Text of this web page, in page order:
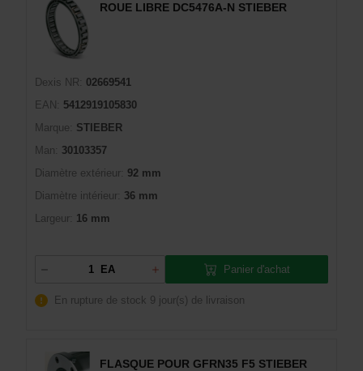
ROUE LIBRE DC5476A-N STIEBER
Dexis NR:
02669541
EAN:
5412919105830
Marque:
STIEBER
Man:
30103357
Diamètre extérieur: 92 mm
Diamètre intérieur: 36 mm
Largeur: 16 mm
EA Panier d'achat
En rupture de stock 9 jour(s) de livraison
FLASQUE POUR GFRN35 F5 STIEBER